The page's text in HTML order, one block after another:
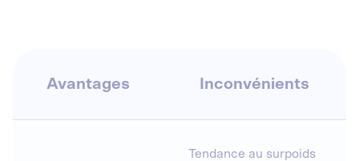
Avantages Inconvénients
Tendance au surpoids